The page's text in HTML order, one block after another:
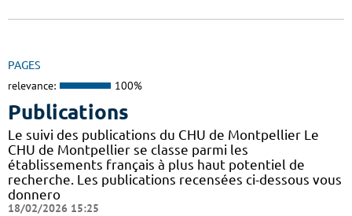
PAGES
relevance: 100%
Publications
Le suivi des publications du CHU de Montpellier Le
CHU de Montpellier se classe parmi les
établissements français à plus haut potentiel de
recherche. Les publications recensées ci-dessous vous
donnero
18/02/2026 15:25